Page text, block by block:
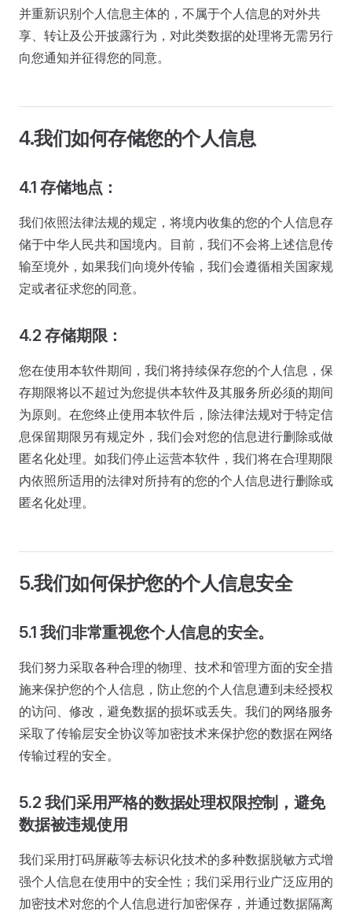
并重新识别个人信息主体的，不属于个人信息的对外共
享、转让及公开披露行为，对此类数据的处理将无需另行
向您通知并征得您的同意。
4.我们如何存储您的个人信息
4.1 存储地点：
我们依照法律法规的规定，将境内收集的您的个人信息存
储于中华人民共和国境内。目前，我们不会将上述信息传
输至境外，如果我们向境外传输，我们会遵循相关国家规
定或者征求您的同意。
4.2 存储期限：
您在使用本软件期间，我们将持续保存您的个人信息，保
存期限将以不超过为您提供本软件及其服务所必须的期间
为原则。在您终止使用本软件后，除法律法规对于特定信
息保留期限另有规定外，我们会对您的信息进行删除或做
匿名化处理。如我们停止运营本软件，我们将在合理期限
内依照所适用的法律对所持有的您的个人信息进行删除或
匿名化处理。
5.我们如何保护您的个人信息安全
5.1 我们非常重视您个人信息的安全。
我们努力采取各种合理的物理、技术和管理方面的安全措
施来保护您的个人信息，防止您的个人信息遭到未经授权
的访问、修改，避免数据的损坏或丢失。我们的网络服务
采取了传输层安全协议等加密技术来保护您的数据在网络
传输过程的安全。
5.2 我们采用严格的数据处理权限控制，避免
数据被违规使用
我们采用打码屏蔽等去标识化技术的多种数据脱敏方式增
强个人信息在使用中的安全性；我们采用行业广泛应用的
加密技术对您的个人信息进行加密保存，并通过数据隔离